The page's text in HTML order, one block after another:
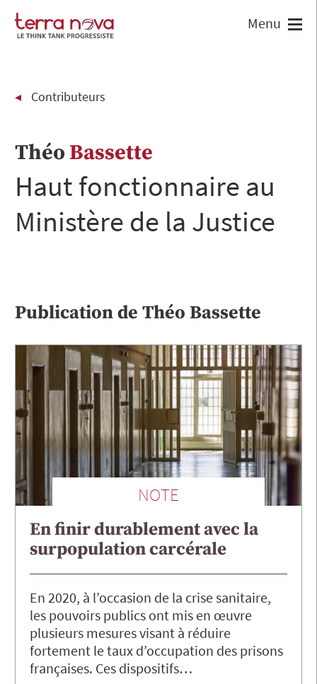
Contributeurs
Théo Bassette
Haut fonctionnaire au
Ministère de la Justice
Publication de Théo Bassette
NOTE
En finir durablement avec la
surpopulation carcérale
En 2020, à l’occasion de la crise sanitaire,
les pouvoirs publics ont mis en œuvre
plusieurs mesures visant à réduire
fortement le taux d’occupation des prisons
françaises. Ces dispositifs…